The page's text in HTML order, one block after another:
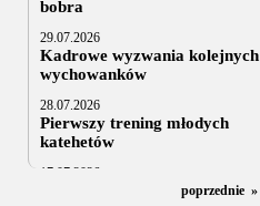
bobra
29.07.2026
Kadrowe wyzwania kolejnych
wychowanków
28.07.2026
Pierwszy trening młodych
katehetów
17.07.2026
U20: z kraju i z zagranicy
poprzednie »